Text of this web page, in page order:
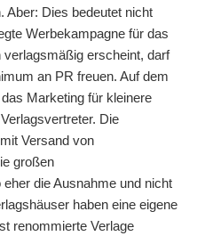
Aber: Dies bedeutet nicht
Werbekampagne für das
erscheint, darf
an PR freuen. Auf dem
Marketing für kleinere
Die
Versand von
großen
die Ausnahme und nicht
haben eine eigene
renommierte Verlage